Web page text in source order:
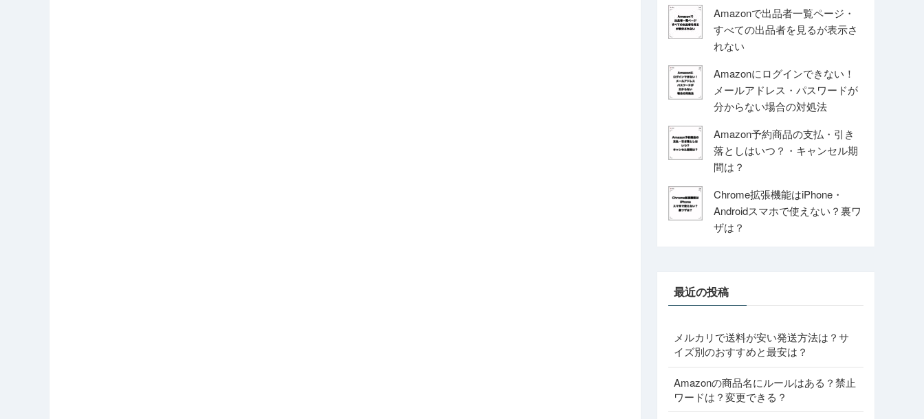
Amazonで出品者一覧ページ・
すべての出品者を見るが表示さ
れない
Amazonにログインできない！
メールアドレス・パスワードが
分からない場合の対処法
Amazon予約商品の支払・引き
落としはいつ？・キャンセル期
間は？
Chrome拡張機能はiPhone・
Androidスマホで使えない？裏ワ
ザは？
最近の投稿
メルカリで送料が安い発送方法は？サ
イズ別のおすすめと最安は？
Amazonの商品名にルールはある？禁止
ワードは？変更できる？